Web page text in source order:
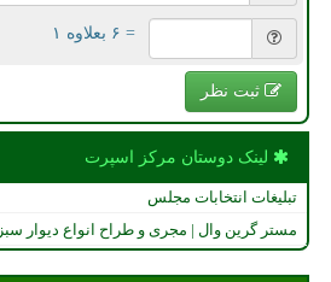
= ۶ بعلاوه ۱
ثبت نظر
لینک دوستان مركز اسپرت
تبلیغات انتخابات مجلس
مستر گرین وال | مجری و طراح انواع دیوار سبز